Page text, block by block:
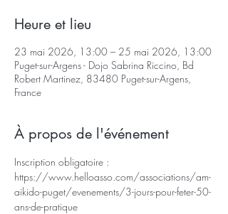
Heure et lieu
23 mai 2026, 13:00 – 25 mai 2026, 13:00
Puget-sur-Argens - Dojo Sabrina Riccino, Bd
Robert Martinez, 83480 Puget-sur-Argens,
France
À propos de l'événement
Inscription obligatoire :
https://www.helloasso.com/associations/am-
aikido-puget/evenements/3-jours-pour-feter-50-
ans-de-pratique